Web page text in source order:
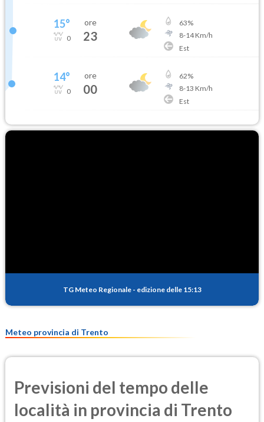
15°
0
ore
23
63%
8-14Km/h
Est
14°
0
ore
00
62%
8-13 Km/h
Est
TG Meteo Regionale - edizione delle 15:13
Meteo provincia di Trento
Previsioni del tempo delle
località in provincia di Trento